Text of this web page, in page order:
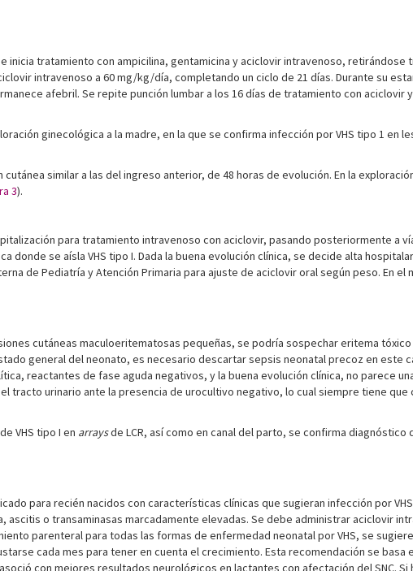
inicia tratamiento con ampicilina, gentamicina y aciclovir intravenoso, retirándose
intravenoso a 60 mg/kg/día, completando un ciclo de 21 días. Durante su
afebril. Se repite punción lumbar a los 16 días de tratamiento con aciclovir
ginecológica a la madre, en la que se confirma infección por VHS tipo 1 en
similar a las del ingreso anterior, de 48 horas de evolución. En la
3).
para tratamiento intravenoso con aciclovir, pasando posteriormente a
se aísla VHS tipo I. Dada la buena evolución clínica, se decide alta
de Pediatría y Atención Primaria para ajuste de aciclovir oral según peso. En el
cutáneas maculoeritematosas pequeñas, se podría sospechar eritema tóxico
general del neonato, es necesario descartar sepsis neonatal precoz en este
reactantes de fase aguda negativos, y la buena evolución clínica, no parece
urinario ante la presencia de urocultivo negativo, lo cual siempre tiene que
VHS tipo I en arraysde LCR, así como en canal del parto, se confirma diagnóstico
para recién nacidos con características clínicas que sugieran infección por
o transaminasas marcadamente elevadas. Se debe administrar aciclovir
parenteral para todas las formas de enfermedad neonatal por VHS, se
cada mes para tener en cuenta el crecimiento. Esta recomendación se basa